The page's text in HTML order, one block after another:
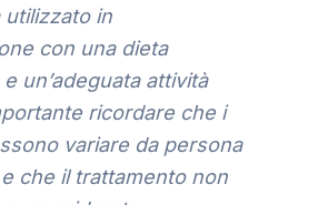
utilizzato in
con una dieta
un’adeguata attività
ricordare che i
variare da persona
che il trattamento non